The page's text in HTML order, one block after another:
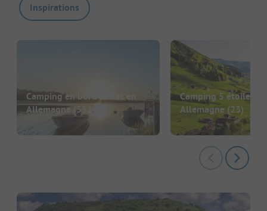
Inspirations
Camping en bord de lac en
Allemagne (551)
Camping 5 étoiles en
Allemagne (23)